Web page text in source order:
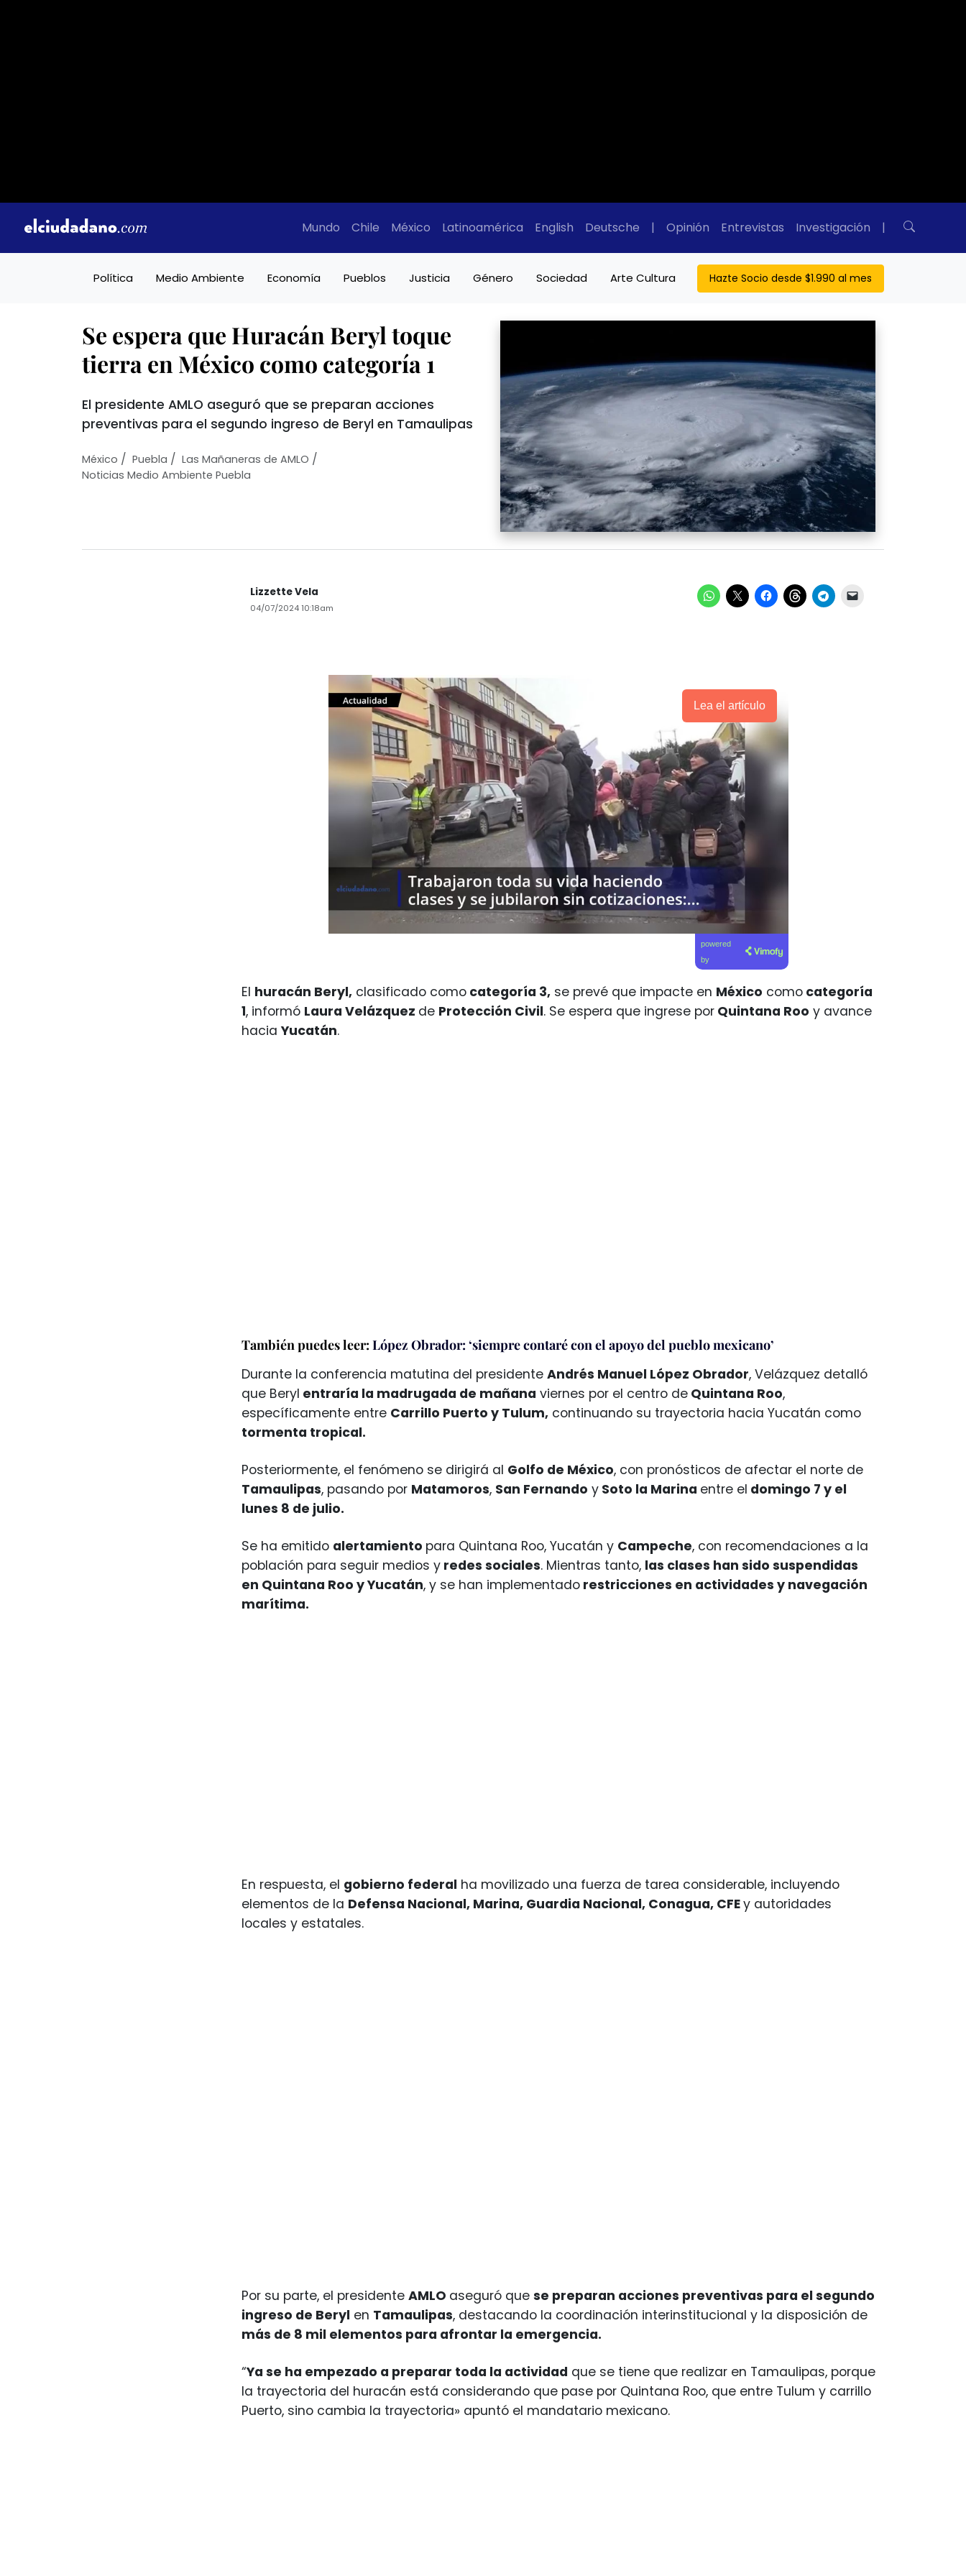
Mundo Chile México Latinoamérica English Deutsche | Opinión Entrevistas Investigación |
Política Medio Ambiente Economía Pueblos Justicia Género Sociedad Arte Cultura Hazte Socio desde $1.990 al mes
Se espera que Huracán Beryl toque
tierra en México como categoría 1
El presidente AMLO aseguró que se preparan acciones
preventivas para el segundo ingreso de Beryl en Tamaulipas
México / Puebla / Las Mañaneras de AMLO /
Noticias Medio Ambiente Puebla
Lizzette Vela
04/07/2024 10:18am
Lea el artículo
powered
by
El huracán Beryl, clasificado como categoría 3, se prevé que impacte en México como categoría
1, informó Laura Velázquez de Protección Civil. Se espera que ingrese por Quintana Roo y avance
hacia Yucatán.
También puedes leer: López Obrador: ‘siempre contaré con el apoyo del pueblo mexicano’
Durante la conferencia matutina del presidente Andrés Manuel López Obrador, Velázquez detalló
que Beryl entraría la madrugada de mañana viernes por el centro de Quintana Roo,
específicamente entre Carrillo Puerto y Tulum, continuando su trayectoria hacia Yucatán como
tormenta tropical.
Posteriormente, el fenómeno se dirigirá al Golfo de México, con pronósticos de afectar el norte de
Tamaulipas, pasando por Matamoros, San Fernando y Soto la Marina entre el domingo 7 y el
lunes 8 de julio.
Se ha emitido alertamiento para Quintana Roo, Yucatán y Campeche, con recomendaciones a la
población para seguir medios y redes sociales. Mientras tanto, las clases han sido suspendidas
en Quintana Roo y Yucatán, y se han implementado restricciones en actividades y navegación
marítima.
En respuesta, el gobierno federal ha movilizado una fuerza de tarea considerable, incluyendo
elementos de la Defensa Nacional, Marina, Guardia Nacional, Conagua, CFEy autoridades
locales y estatales.
Por su parte, el presidente AMLO aseguró que se preparan acciones preventivas para el segundo
ingreso de Beryl en Tamaulipas, destacando la coordinación interinstitucional y la disposición de
más de 8 mil elementos para afrontar la emergencia.
“Ya se ha empezado a preparar toda la actividad que se tiene que realizar en Tamaulipas, porque
la trayectoria del huracán está considerando que pase por Quintana Roo, que entre Tulum y carrillo
Puerto, sino cambia la trayectoria» apuntó el mandatario mexicano.